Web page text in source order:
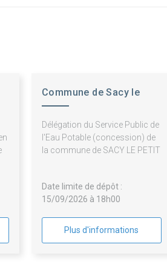
Commune de Sacy le
Délégation du Service Public de
l'Eau Potable (concession) de
la commune de SACY LE PETIT
Date limite de dépôt :
15/09/2026 à 18h00
Plus d'informations